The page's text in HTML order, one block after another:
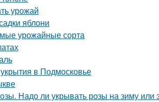
урожай
яблони
урожайные сорта
в Подмосковье
Надо ли укрывать розы на зиму или